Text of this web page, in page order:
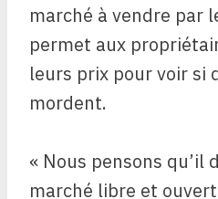
marché à vendre par
permet aux
leurs prix pour voir si
mordent.
« Nous pensons qu’il
marché libre et